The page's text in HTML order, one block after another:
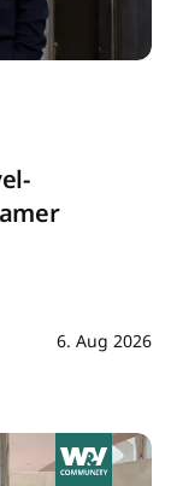
6. Aug 2026